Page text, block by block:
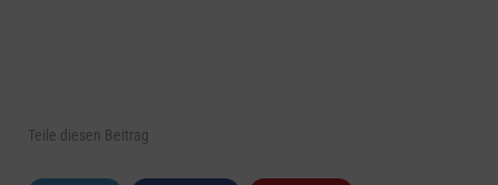
Teile diesen Beitrag